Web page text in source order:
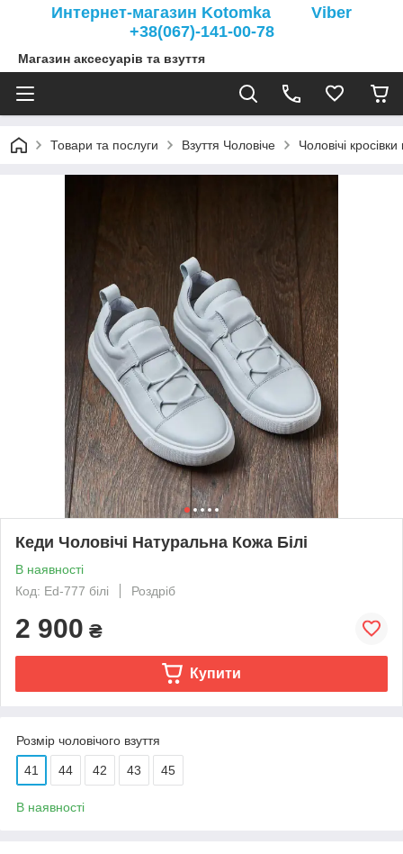
Интернет-магазин Kotomka Viber
+38(067)-141-00-78
Магазин аксесуарів та взуття
Товари та послуги Взуття Чоловіче Чоловічі
Кеди Чоловічі Натуральна Кожа Білі
В наявності
Код: Ed-777 білі
Роздріб
2 900 ₴
Купити
Розмір чоловічого взуття
41 44 42 43 45
В наявності